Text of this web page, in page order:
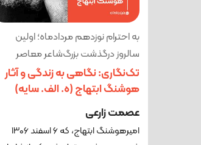
به احترام نوزدهم مردادماه؛ اولین
سالروز درگذشت بزرگ‌شاعر معاصر
تک‌نگاری: نگاهی به زندگی و آثار
هوشنگ ابتهاج (ه. الف. سایه)
عصمت زارعی
امیرهوشنگ ابتهاج، که ۶ اسفند ۱۳۰۶